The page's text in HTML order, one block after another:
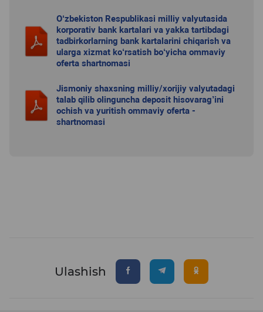
O‘zbekiston Respublikasi milliy valyutasida
korporativ bank kartalari va yakka tartibdagi
tadbirkorlarning bank kartalarini chiqarish va
ularga xizmat ko‘rsatish bo‘yicha ommaviy
oferta shartnomasi
Jismoniy shaxsning milliy/xorijiy valyutadagi
talab qilib olinguncha deposit hisovarag’ini
ochish va yuritish ommaviy oferta -
shartnomasi
Ulashish